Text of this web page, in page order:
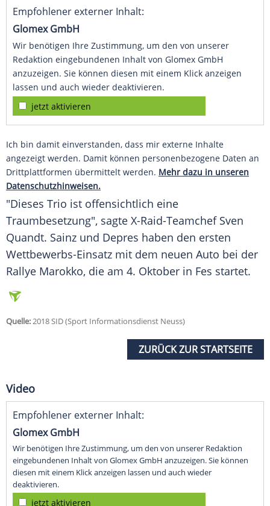
Empfohlener externer Inhalt:
Glomex GmbH
Wir benötigen Ihre Zustimmung, um den von unserer
Redaktion eingebundenen Inhalt von Glomex GmbH
anzuzeigen. Sie können diesen mit einem Klick anzeigen
lassen und auch wieder deaktivieren.
jetzt aktivieren
Ich bin damit einverstanden, dass mir externe Inhalte
angezeigt werden. Damit können personenbezogene Daten an
Drittplattformen übermittelt werden. Mehr dazu in unseren
Datenschutzhinweisen.
"Dieses Trio ist offensichtlich eine
Traumbesetzung", sagte X-Raid-Teamchef Sven
Quandt. Sainz und Depres haben den ersten
Wettbewerbs-Einsatz mit dem neuen Auto bei der
Rallye Marokko, die am 4. Oktober in Fes startet.
Quelle:2018 SID (Sport Informationsdienst Neuss)
ZURÜCK ZUR STARTSEITE
Video
Empfohlener externer Inhalt:
Glomex GmbH
Wir benötigen Ihre Zustimmung, um den von unserer Redaktion
eingebundenen Inhalt von Glomex GmbH anzuzeigen. Sie können
diesen mit einem Klick anzeigen lassen und auch wieder
deaktivieren.
jetzt aktivieren